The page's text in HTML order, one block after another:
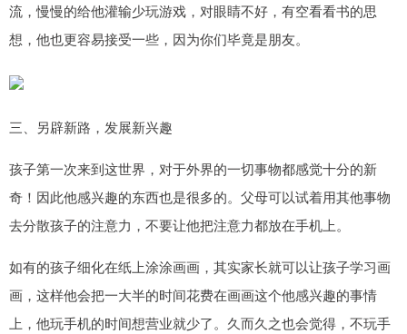
流，慢慢的给他灌输少玩游戏，对眼睛不好，有空看看书的思
想，他也更容易接受一些，因为你们毕竟是朋友。
三、另辟新路，发展新兴趣
孩子第一次来到这世界，对于外界的一切事物都感觉十分的新
奇！因此他感兴趣的东西也是很多的。父母可以试着用其他事物
去分散孩子的注意力，不要让他把注意力都放在手机上。
如有的孩子细化在纸上涂涂画画，其实家长就可以让孩子学习画
画，这样他会把一大半的时间花费在画画这个他感兴趣的事情
上，他玩手机的时间想营业就少了。久而久之也会觉得，不玩手